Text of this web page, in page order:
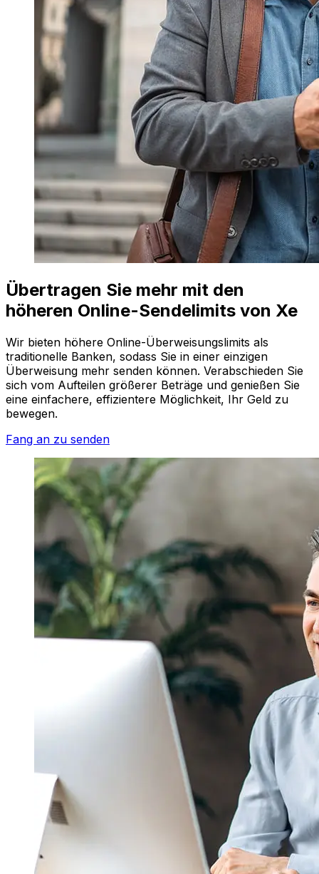
Übertragen Sie mehr mit den
höheren Online-Sendelimits von Xe
Wir bieten höhere Online-Überweisungslimits als
traditionelle Banken, sodass Sie in einer einzigen
Überweisung mehr senden können. Verabschieden Sie
sich vom Aufteilen größerer Beträge und genießen Sie
eine einfachere, effizientere Möglichkeit, Ihr Geld zu
bewegen.
Fang an zu senden